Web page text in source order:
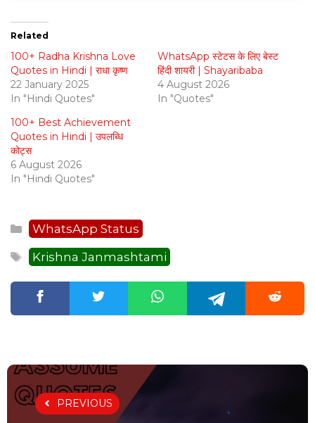
Related
100+ Radha Krishna Love
Quotes in Hindi | राधा कृष्ण
22 January 2025
In "Hindi Quotes"
WhatsApp स्टेटस के लिए बेस्ट
हिंदी शायरी | Shayaribaba
4 August 2026
In "Quotes"
100+ Best Achievement
Quotes in Hindi | उपलब्धि
कोट्स
6 August 2026
In "Hindi Quotes"
Categories
WhatsApp Status
Tags
Krishna Janmashtami
PREVIOUS